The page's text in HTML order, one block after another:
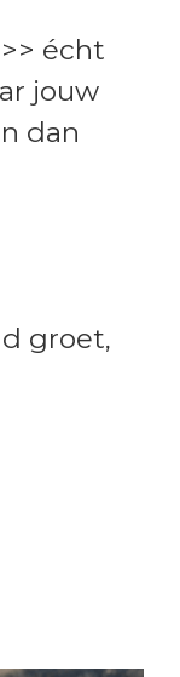
écht
jouw
dan
groet,